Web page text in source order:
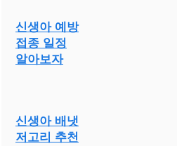
신생아 예방
접종 일정
알아보자
신생아 배냇
저고리 추천